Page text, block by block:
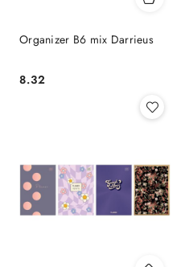
Organizer B6 mix Darrieus
Cena:
8.32